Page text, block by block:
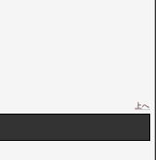
上へ